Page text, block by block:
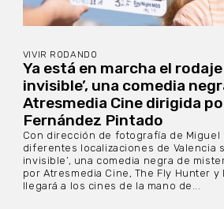
VIVIR RODANDO
Ya está en marcha el rodaje
invisible’, una comedia
Atresmedia Cine dirigida
Fernández Pintado
Con dirección de fotografía de Miguel
diferentes localizaciones de Valencia
invisible’, una comedia negra de
por Atresmedia Cine, The Fly Hunter y
llegará a los cines de la mano de...